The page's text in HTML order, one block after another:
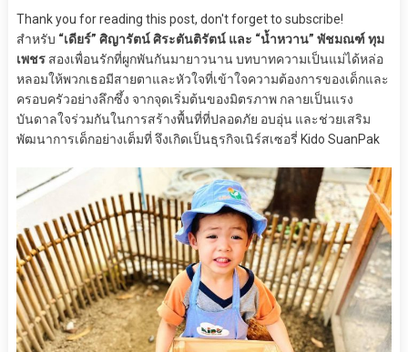
Thank you for reading this post, don't forget to subscribe!
สำหรับ “เดียร์” ศิญารัตน์ ศิระตันติรัตน์ และ “น้ำหวาน” พัชมณฑ์ ทุม
เพชรสองเพื่อนรักที่ผูกพันกันมายาวนาน บทบาทความเป็นแม่ได้หล่อ
หลอมให้พวกเธอมีสายตาและหัวใจที่เข้าใจความต้องการของเด็กและ
ครอบครัวอย่างลึกซึ้ง จากจุดเริ่มต้นของมิตรภาพ กลายเป็นแรง
บันดาลใจร่วมกันในการสร้างพื้นที่ที่ปลอดภัย อบอุ่น และช่วยเสริม
พัฒนาการเด็กอย่างเต็มที่ จึงเกิดเป็นธุรกิจเนิร์สเซอรี่ Kido SuanPak